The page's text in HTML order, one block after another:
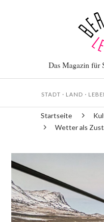
Das Magazin für
STADT · LAND ·
Pfadnavigation
Startseite
Wetter als